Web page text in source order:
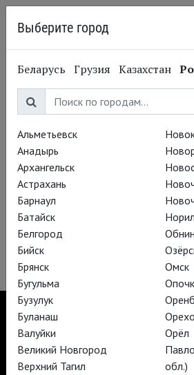
Забыли пароль?
E-mail*
Войти
Регистрация
Не получили
TheatreHD
TheatreHD Опера
Выберите город
Беларусь Грузия Казахстан
Альметьевск
Анадырь
Архангельск
Астрахань
Барнаул
Батайск
Белгород
Бийск
Брянск
Бугульма
Бузулук
Буланаш
Валуйки
Великий Новгород
Верхний Тагил
Омск
Орёл
обл.)